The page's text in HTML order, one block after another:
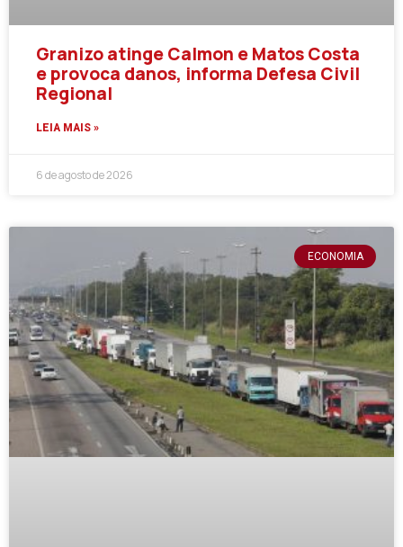
Granizo atinge Calmon e Matos Costa
e provoca danos, informa Defesa Civil
Regional
LEIA MAIS »
6 de agosto de 2026
ECONOMIA